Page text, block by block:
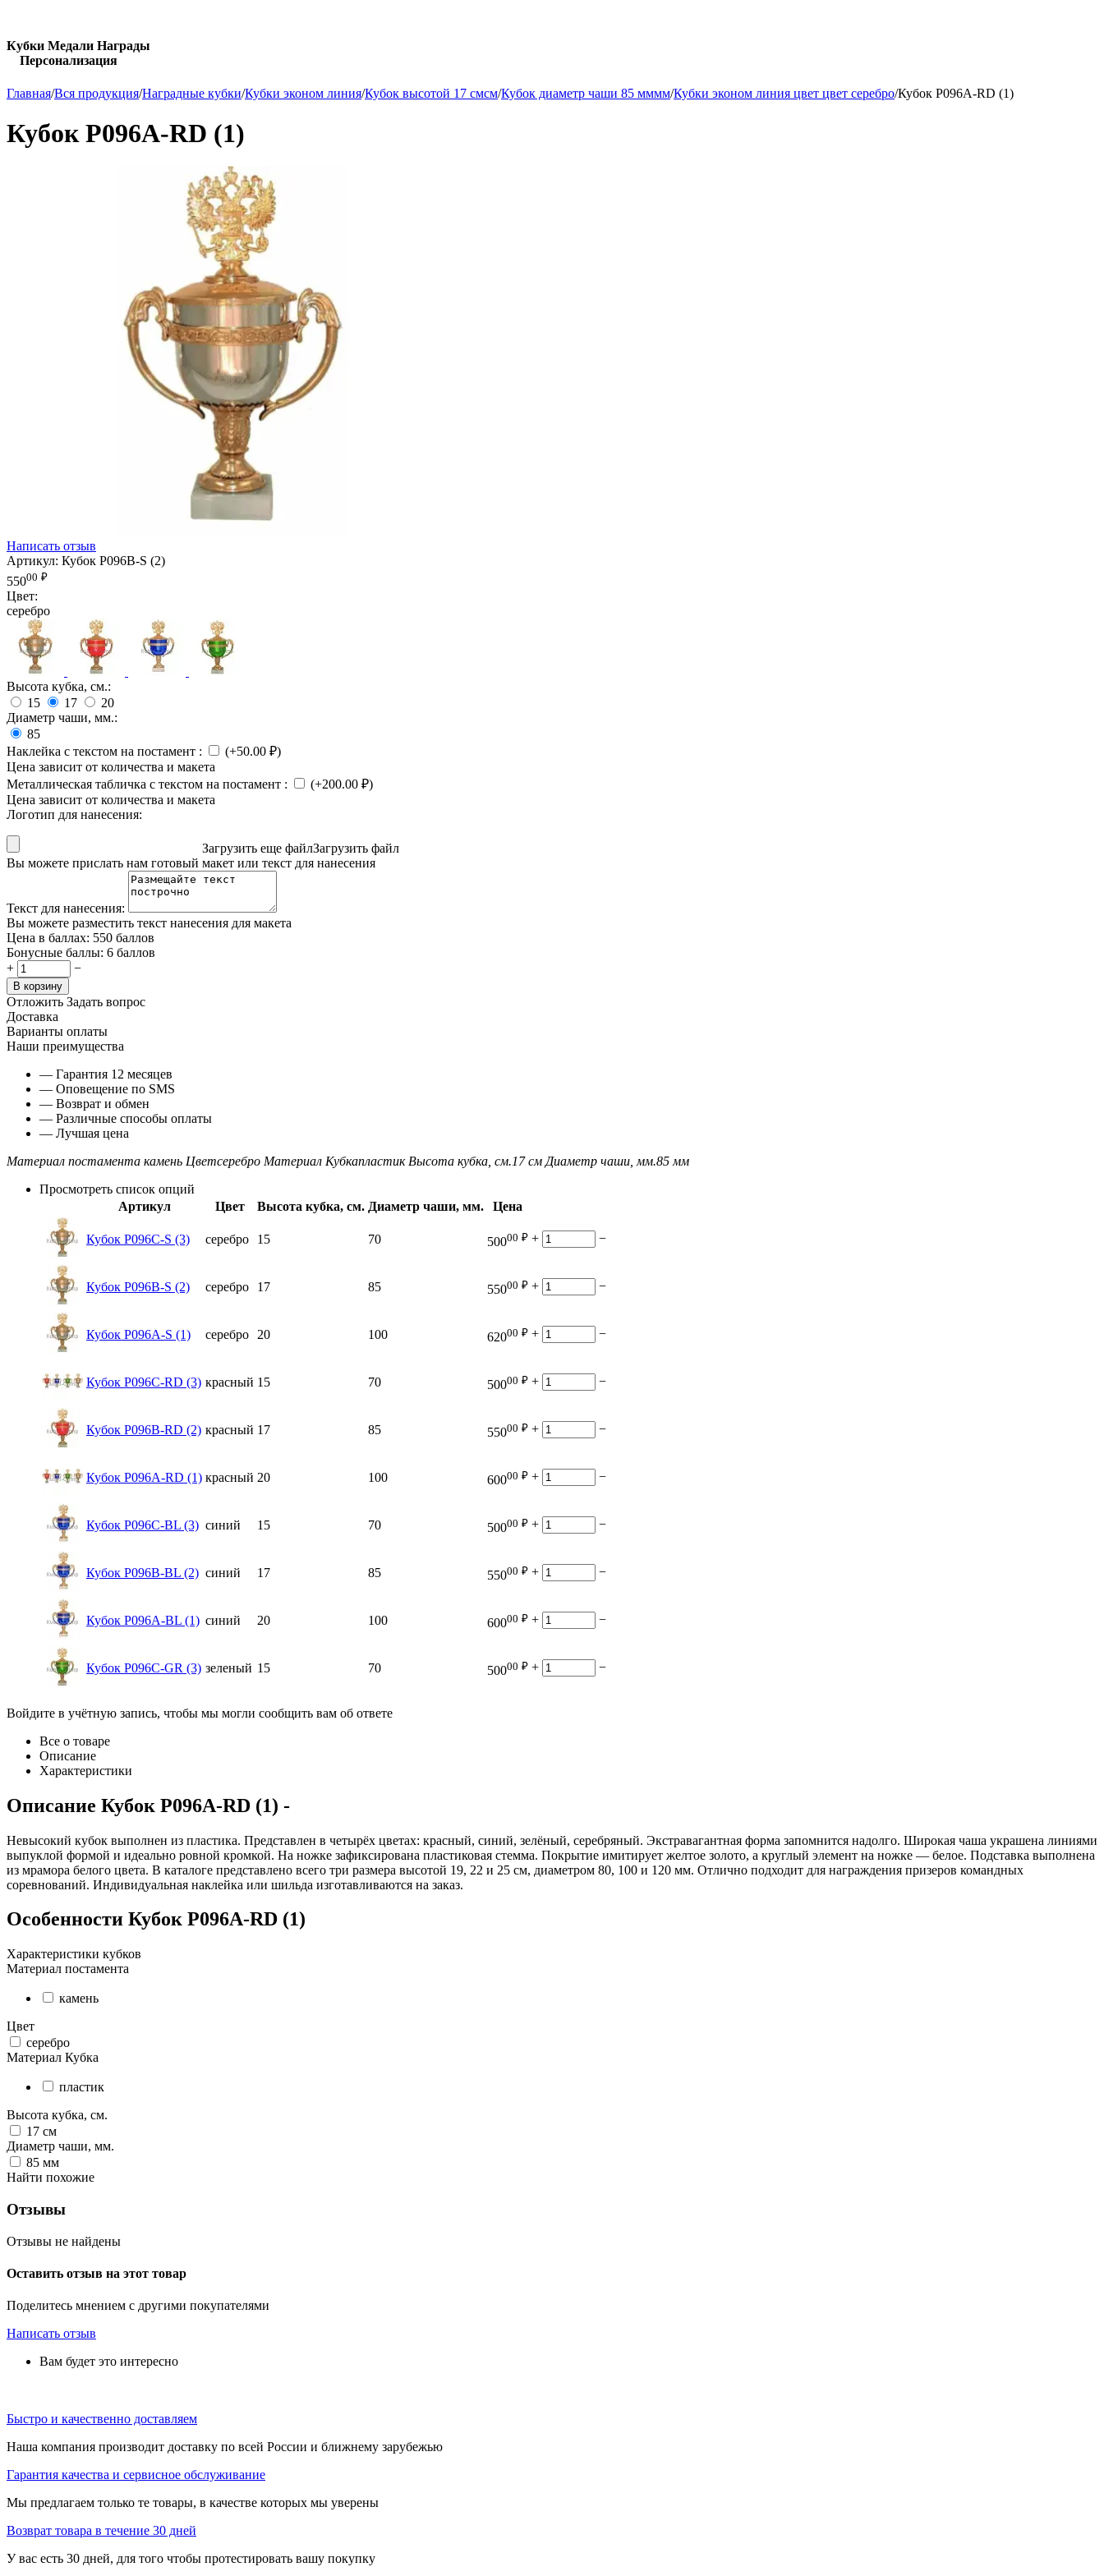
Кубки Медали Награды
Персонализация
Главная/Вся продукция/Наградные кубки/Кубки эконом линия/Кубок высотой 17 смсм/Кубок диаметр чаши 85 мммм/Кубки эконом линия цвет цвет серебро/Кубок P096A-RD (1)
Кубок P096A-RD (1)
Написать отзыв
Артикул: Кубок P096B-S (2)
55000 ₽
Цвет:
серебро
Высота кубка, см.:
15
17
20
Диаметр чаши, мм.:
85
Наклейка с текстом на постамент : (+50.00 ₽)
Цена зависит от количества и макета
Металлическая табличка с текстом на постамент : (+200.00 ₽)
Цена зависит от количества и макета
Логотип для нанесения:
Загрузить еще файлЗагрузить файл
Вы можете прислать нам готовый макет или текст для нанесения
Текст для нанесения:
Вы можете разместить текст нанесения для макета
Цена в баллах: 550 баллов
Бонусные баллы: 6 баллов
+
−
В корзину
Отложить Задать вопрос
Доставка
Варианты оплаты
Наши преимущества
— Гарантия 12 месяцев
— Оповещение по SMS
— Возврат и обмен
— Различные способы оплаты
— Лучшая цена
Материал постамента камень Цветсеребро Материал Кубкапластик Высота кубка, см.17 см Диаметр чаши, мм.85 мм
Просмотреть список опций
Артикул
Цвет Высота кубка, см. Диаметр чаши, мм. Цена
Кубок P096C-S (3) серебро 15 70 50000 ₽ + −
Кубок P096B-S (2) серебро 17 85 55000 ₽ + −
Кубок P096A-S (1) серебро 20 100 62000 ₽ + −
Кубок P096C-RD (3) красный 15 70 50000 ₽ + −
Кубок P096B-RD (2) красный 17 85 55000 ₽ + −
Кубок P096A-RD (1) красный 20 100 60000 ₽ + −
Кубок P096C-BL (3) синий 15 70 50000 ₽ + −
Кубок P096B-BL (2) синий 17 85 55000 ₽ + −
Кубок P096A-BL (1) синий 20 100 60000 ₽ + −
Кубок P096C-GR (3) зеленый 15 70 50000 ₽ + −
Войдите в учётную запись, чтобы мы могли сообщить вам об ответе
Все о товаре
Описание
Характеристики
Описание Кубок P096A-RD (1) -
Невысокий кубок выполнен из пластика. Представлен в четырёх цветах: красный, синий, зелёный, серебряный. Экстравагантная форма запомнится надолго. Широкая чаша украшена линиями
выпуклой формой и идеально ровной кромкой. На ножке зафиксирована пластиковая стемма. Покрытие имитирует желтое золото, а круглый элемент на ножке — белое. Подставка выполнена
из мрамора белого цвета. В каталоге представлено всего три размера высотой 19, 22 и 25 см, диаметром 80, 100 и 120 мм. Отлично подходит для награждения призеров командных
соревнований. Индивидуальная наклейка или шильда изготавливаются на заказ.
Особенности Кубок P096A-RD (1)
Характеристики кубков
Материал постамента
камень
Цвет
серебро
Материал Кубка
пластик
Высота кубка, см.
17 см
Диаметр чаши, мм.
85 мм
Найти похожие
Отзывы
Отзывы не найдены
Оставить отзыв на этот товар
Поделитесь мнением с другими покупателями
Написать отзыв
Вам будет это интересно
Быстро и качественно доставляем
Наша компания производит доставку по всей России и ближнему зарубежью
Гарантия качества и сервисное обслуживание
Мы предлагаем только те товары, в качестве которых мы уверены
Возврат товара в течение 30 дней
У вас есть 30 дней, для того чтобы протестировать вашу покупку